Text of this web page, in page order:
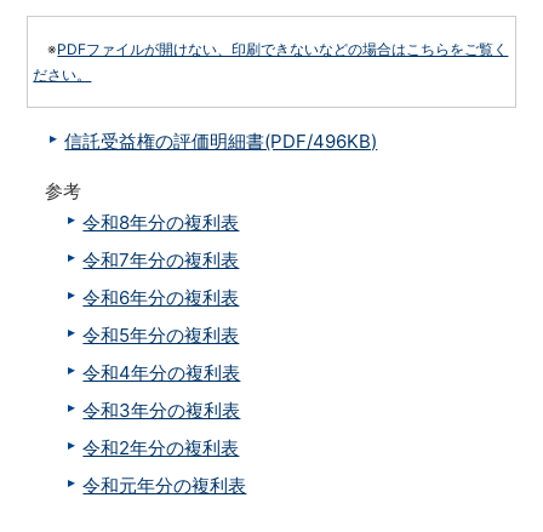
※PDFファイルが開けない、印刷できないなどの場合はこちらをご覧く
ださい。
信託受益権の評価明細書(PDF/496KB)
参考
令和8年分の複利表
令和7年分の複利表
令和6年分の複利表
令和5年分の複利表
令和4年分の複利表
令和3年分の複利表
令和2年分の複利表
令和元年分の複利表